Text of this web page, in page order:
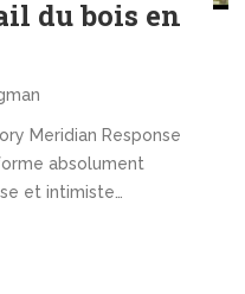
du bois en
Meridian Response
absolument
et intimiste…